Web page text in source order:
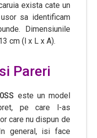
exista cate un
sa identificam
Dimensiunile
cm (l x L x A).
Pareri
este un model
pe care l-as
care nu dispun de
general, isi face